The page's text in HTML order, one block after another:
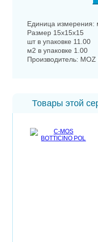
Единица измерения:
Размер 15x15x15
шт в упаковке 11.00
м2 в упаковке 1.00
Производитель:
Товары этой